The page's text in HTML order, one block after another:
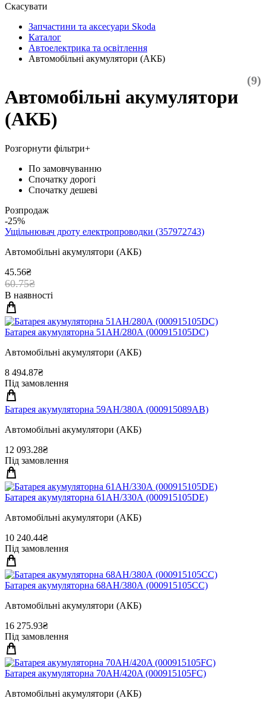
Скасувати
Запчастини та аксесуари Skoda
Каталог
Автоелектрика та освітлення
Автомобільні акумулятори (АКБ)
Автомобільні акумулятори
(АКБ)
(9)
Розгорнути фільтри+
По замовчуванню
Спочатку дорогі
Спочатку дешеві
Розпродаж
-25%
Ущiльнювач дроту електропроводки (357972743)
Автомобільні акумулятори (АКБ)
45.56₴
60.75₴
В наявності
Батарея акумуляторна 51АН/280А (000915105DC)
Автомобільні акумулятори (АКБ)
8 494.87₴
Під замовлення
Батарея акумуляторна 59АН/380А (000915089AB)
Автомобільні акумулятори (АКБ)
12 093.28₴
Під замовлення
Батарея акумуляторна 61АН/330А (000915105DE)
Автомобільні акумулятори (АКБ)
10 240.44₴
Під замовлення
Батарея акумуляторна 68АН/380А (000915105CC)
Автомобільні акумулятори (АКБ)
16 275.93₴
Під замовлення
Батарея акумуляторна 70AH/420A (000915105FC)
Автомобільні акумулятори (АКБ)